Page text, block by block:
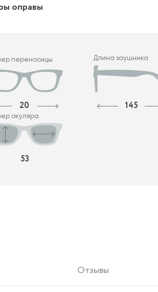
оправы
переносицы
20
Длина заушника
145
окуляра
53
Отзывы